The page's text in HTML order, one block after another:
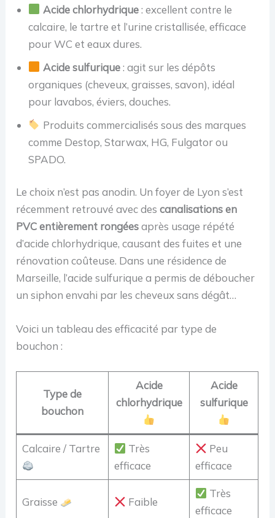
Acide chlorhydrique: excellent contre le
calcaire, le tartre et l’urine cristallisée, efficace
pour WC et eaux dures.
Acide sulfurique: agit sur les dépôts
organiques (cheveux, graisses, savon), idéal
pour lavabos, éviers, douches.
Produits commercialisés sous des marques
comme Destop, Starwax, HG, Fulgator ou
SPADO.
Le choix n’est pas anodin. Un foyer de Lyon s’est
récemment retrouvé avec descanalisations en
PVC entièrement rongéesaprès usage répété
d’acide chlorhydrique, causant des fuites et une
rénovation coûteuse. Dans une résidence de
Marseille, l’acide sulfurique a permis de déboucher
un siphon envahi par les cheveux sans dégât…
Voici un tableau des efficacité par type de
bouchon :
Type de
bouchon
Acide
chlorhydrique
Acide
sulfurique
Calcaire / Tartre
Très
efficace
Peu
efficace
Graisse Faible
Très
efficace